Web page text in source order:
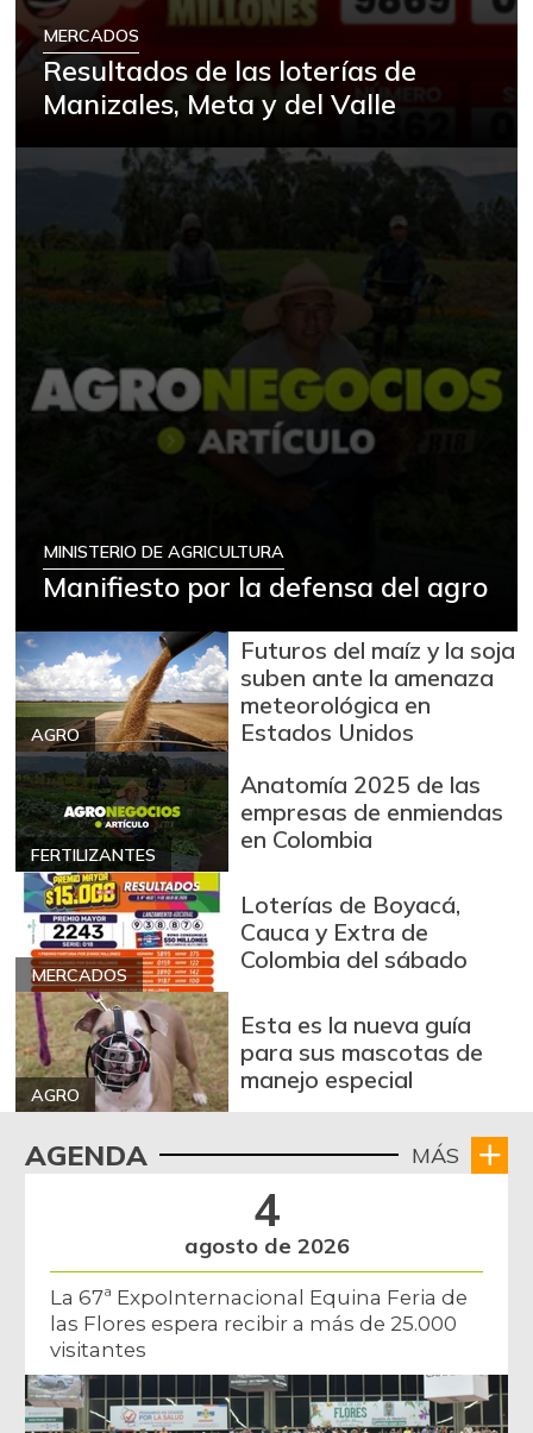
MERCADOS
Resultados de las loterías de
Manizales, Meta y del Valle
MINISTERIO DE AGRICULTURA
Manifiesto por la defensa del agro
AGRO
Futuros del maíz y la soja
suben ante la amenaza
meteorológica en
Estados Unidos
FERTILIZANTES
Anatomía 2025 de las
empresas de enmiendas
en Colombia
MERCADOS
Loterías de Boyacá,
Cauca y Extra de
Colombia del sábado
AGRO
Esta es la nueva guía
para sus mascotas de
manejo especial
AGENDA MÁS
4
agosto de 2026
La 67ª ExpoInternacional Equina Feria de
las Flores espera recibir a más de 25.000
visitantes